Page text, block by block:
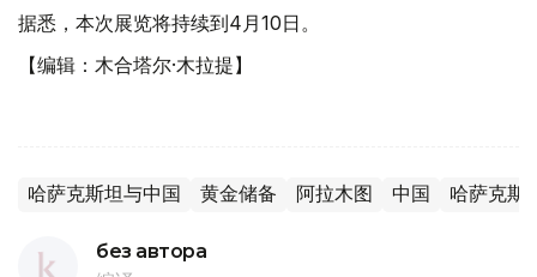
据悉，本次展览将持续到4月10日。
【编辑：木合塔尔·木拉提】
哈萨克斯坦与中国 黄金储备 阿拉木图 中国 哈萨克斯
без автора